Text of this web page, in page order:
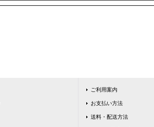
ご利用案内
お支払い方法
送料・配送方法